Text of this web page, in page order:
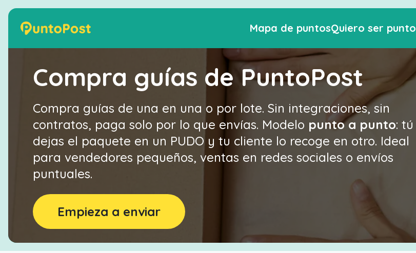
Mapa de puntosQuiero ser punto
Compra guías de PuntoPost
Compra guías de una en una o por lote. Sin integraciones, sin
contratos, paga solo por lo que envías. Modelo punto a punto: tú
dejas el paquete en un PUDO y tu cliente lo recoge en otro. Ideal
para vendedores pequeños, ventas en redes sociales o envíos
puntuales.
Empieza a enviar